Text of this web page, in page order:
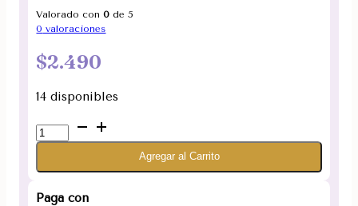
Valorado con0 de 5
0 valoraciones
$2.490
14 disponibles
Incienso
The
Tarot
Agregar al Carrito
Paga con